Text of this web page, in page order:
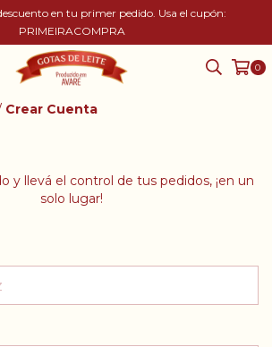
en tu primer pedido. Usa el cupón:
PRIMEIRACOMPRA
0
Crear Cuenta
y llevá el control de tus pedidos, ¡en un
solo lugar!